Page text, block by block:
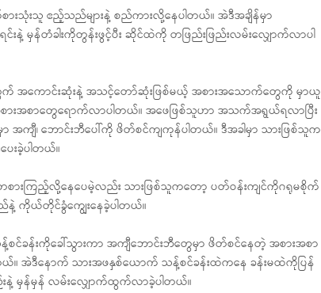
းသုံးသူ ဧည့်သည်များနဲ့ စည်ကားလို့နေပါတယ်။ အဲဒီအချိန်မှာ
မှန်တံခါးကိုတွန်းဖွင့်ပီး ဆိုင်ထဲကို တဖြည်းဖြည်းလမ်းလျှောက်လာပါ
က် အကောင်းဆုံးနဲ့ အသင့်တော်ဆုံးဖြစ်မယ့် အစားအသောက်တွေကို မှာယူ
ားအစာတွေရောက်လာပါတယ်။ အဖေဖြစ်သူဟာ အသက်အရွယ်ရလာပြီး
၊ ဘောင်းဘီပေါ်ကို ဖိတ်စင်ကျကုန်ပါတယ်။ ဒီအခါမှာ သားဖြစ်သူက
းခဲ့ပါတယ်။
ားကြည့်လို့နေပေမဲ့လည်း သားဖြစ်သူကတော့ ပတ်ဝန်းကျင်ကိုဂရုမစိုက်
ကိုယ်တိုင်ခွံကျွေးနေခဲ့ပါတယ်။
ခန်းကိုခေါ်သွားကာ အကျီဘောင်းဘီတွေမှာ ဖိတ်စင်နေတဲ့ အစားအစာ
။ အဲဒီနောက် သားအဖနှစ်ယောက် သန့်စင်ခန်းထဲကနေ ခန်းမထဲကိုပြန်
းနဲ့ မှန်မှန် လမ်းလျှောက်ထွက်လာခဲ့ပါတယ်။